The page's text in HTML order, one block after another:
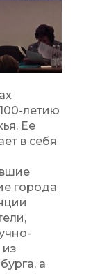
летию
Ее
в себя
города
а